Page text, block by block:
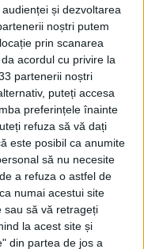
și dezvoltarea
noștri putem
prin scanarea
acordul cu privire la
partenerii noștri
puteți accesa
preferințele înainte
refuza să vă dați
este posibil ca anumite
să nu necesite
a refuza o astfel de
numai acestui site
sau să vă retrageți
la acest site și
din partea de jos a
în noul
mulțumită
”Carol I” și